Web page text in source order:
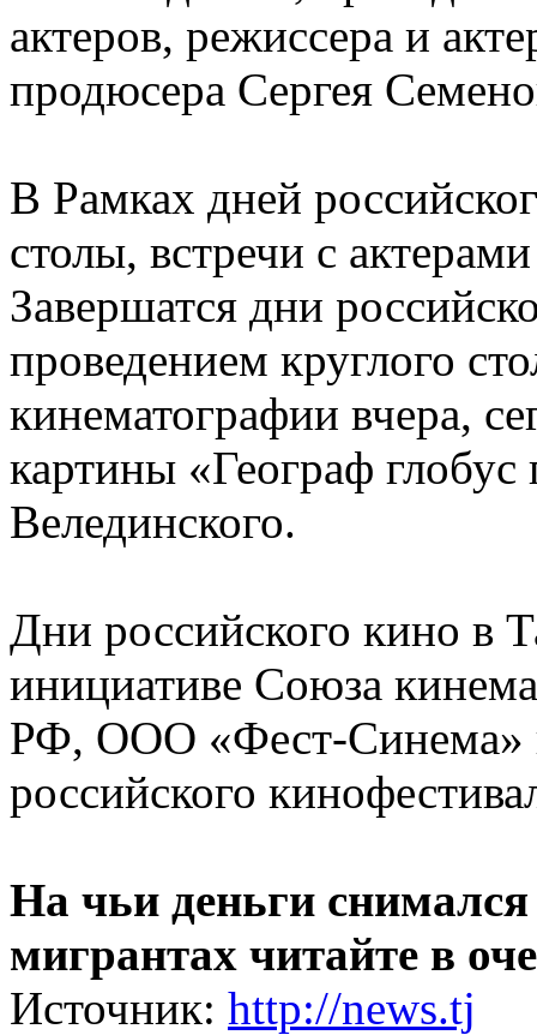
актеров, режиссера и
продюсера Сергея
В Рамках дней
столы, встречи с
Завершатся дни
проведением круглого
кинематографии вчера,
картины «Географ
Велединского.
Дни российского кино в
инициативе Союза
РФ, ООО «Фест-Синема»
российского
На чьи деньги
мигрантах читайте в
Источник: http://news.tj